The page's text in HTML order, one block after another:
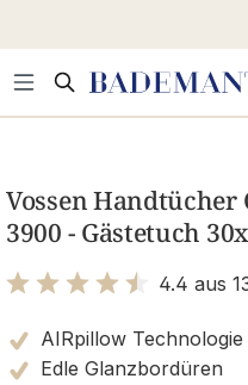
Vossen
3900 - Gästetuch
4.4 aus
AIRpillow Technologie
Edle Glanzbordüren